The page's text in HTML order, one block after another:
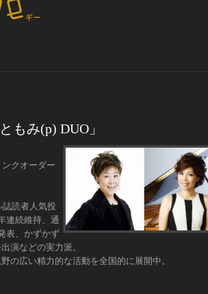
もみ(p) DUO」
クオーダー
誌読者人気投
連続維持、通
表、かずかず
演などの実力派。
の広い精力的な活動を全国的に展開中。